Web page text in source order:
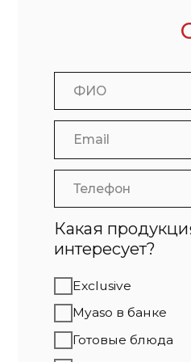
Какая продукция
интересует?
Готовые блюда
Халяль
Белый Стандарт
Perva
Я согласен с